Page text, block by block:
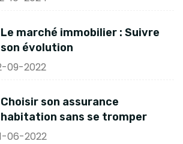
Le marché immobilier : Suivre
son évolution
09-2022
Choisir son assurance
habitation sans se tromper
06-2022